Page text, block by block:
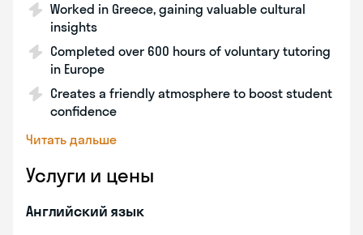
Worked in Greece, gaining valuable cultural
insights
Completed over 600 hours of voluntary tutoring
in Europe
Creates a friendly atmosphere to boost student
confidence
Читать дальше
Услуги и цены
Английский язык